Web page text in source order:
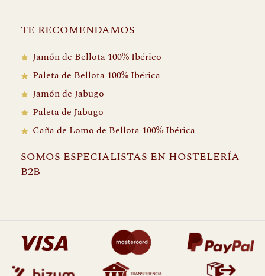
TE RECOMENDAMOS
Jamón de Bellota 100% Ibérico
Paleta de Bellota 100% Ibérica
Jamón de Jabugo
Paleta de Jabugo
Caña de Lomo de Bellota 100% Ibérica
SOMOS ESPECIALISTAS EN HOSTELERÍA
B2B